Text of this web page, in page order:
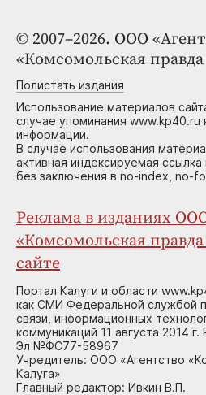
© 2007–2026. ООО
«Комсомольская правда
Полистать издания
Использование материалов
случае упоминания www.kp40.ru
информации.
В случае использования
активная индексируемая
без заключения в no-index, no-
Реклама в изданиях
«Комсомольская
сайте
Портал Калуги и области
как СМИ Федеральной службой
связи, информационных
коммуникаций 11 августа 2014
Эл №ФС77-58967
Учредитель: ООО «Агентство
Калуга»
Главный редактор: Ивкин В.П.